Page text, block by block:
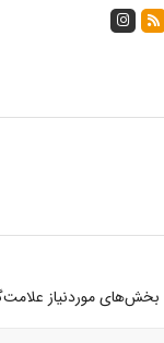
بخش‌های موردنیاز